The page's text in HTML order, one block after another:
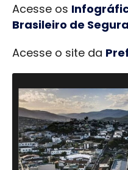
Acesse os
Brasileiro de
Acesse o site da